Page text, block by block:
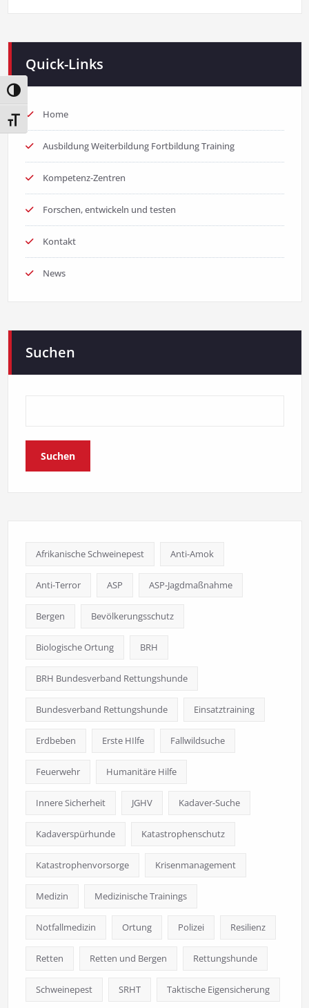
Umschalten auf hohe Kontraste
Schrift vergrößern
Quick-Links
Home
Ausbildung Weiterbildung Fortbildung Training
Kompetenz-Zentren
Forschen, entwickeln und testen
Kontakt
News
Suchen
Suchen
Afrikanische Schweinepest Anti-Amok
Anti-Terror ASP ASP-Jagdmaßnahme
Bergen Bevölkerungsschutz
Biologische Ortung BRH
BRH Bundesverband Rettungshunde
Bundesverband Rettungshunde Einsatztraining
Erdbeben Erste HIlfe Fallwildsuche
Feuerwehr Humanitäre Hilfe
Innere Sicherheit JGHV Kadaver-Suche
Kadaverspürhunde Katastrophenschutz
Katastrophenvorsorge Krisenmanagement
Medizin Medizinische Trainings
Notfallmedizin Ortung Polizei Resilienz
Retten Retten und Bergen Rettungshunde
Schweinepest SRHT Taktische Eigensicherung